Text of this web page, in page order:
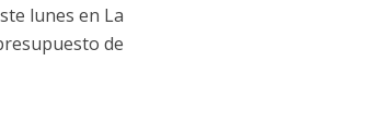
lunes en La
de